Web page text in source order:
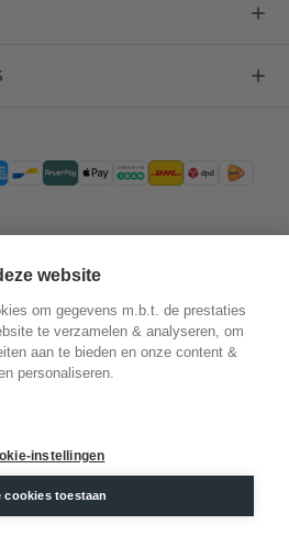
DiamondsByMe
voorwaarden
website
om gegevens m.b.t. de prestaties
te verzamelen & analyseren, om
aan te bieden en onze content &
personaliseren.
instellingen
cookies toestaan